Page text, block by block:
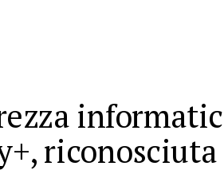
riconosciuta